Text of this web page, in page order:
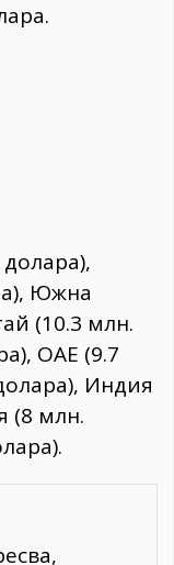
Южна
(10.3 млн.
ОАЕ (9.7
Индия
(8 млн.